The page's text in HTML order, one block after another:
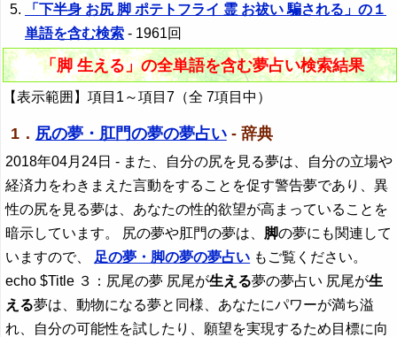
「下半身 お尻 脚 ポテトフライ 霊 お祓い 騙される」の１
単語を含む検索 - 1961回
「脚 生える」の全単語を含む夢占い検索結果
【表示範囲】項目1～項目7（全 7項目中）
1． 尻の夢・肛門の夢の夢占い- 辞典
2018年04月24日 - また、自分の尻を見る夢は、自分の立場や
経済力をわきまえた言動をすることを促す警告夢であり、異
性の尻を見る夢は、あなたの性的欲望が高まっていることを
暗示しています。 尻の夢や肛門の夢は、 脚の夢にも関連して
いますので、
足の夢・ 脚の夢の夢占い もご覧ください。
echo $Title ３：尻尾の夢 尻尾が生える夢の夢占い 尻尾が生
える夢は、動物になる夢と同様、あなたにパワーが満ち溢
れ、自分の可能性を試したり、願望を実現するため目標に向